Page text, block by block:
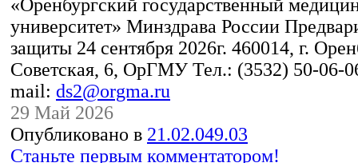
«Оренбургский государственный
университет» Минздрава России
защиты 24 сентября 2026г. 460014, г.
Советская, 6, ОрГМУ Тел.: (3532) 50-06-
mail: ds2@orgma.ru
29 Май 2026
Опубликовано в 21.02.049.03
Станьте первым комментатором!